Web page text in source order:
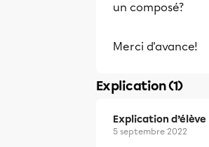
un composé?
Merci d'avance!
Explication (1)
Explication d’élève
5 septembre 2022